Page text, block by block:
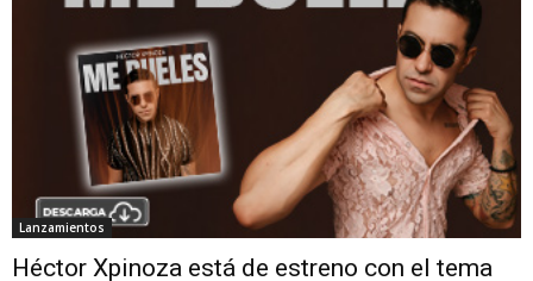
Lanzamientos
Héctor Xpinoza está de estreno con el tema